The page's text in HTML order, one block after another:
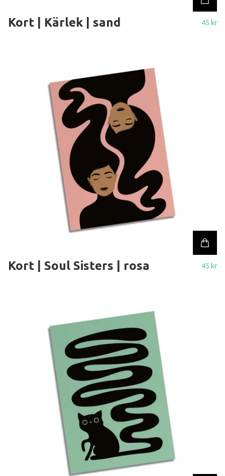
Kort | Kärlek | sand 45 kr
Kort | Soul Sisters | rosa 45 kr